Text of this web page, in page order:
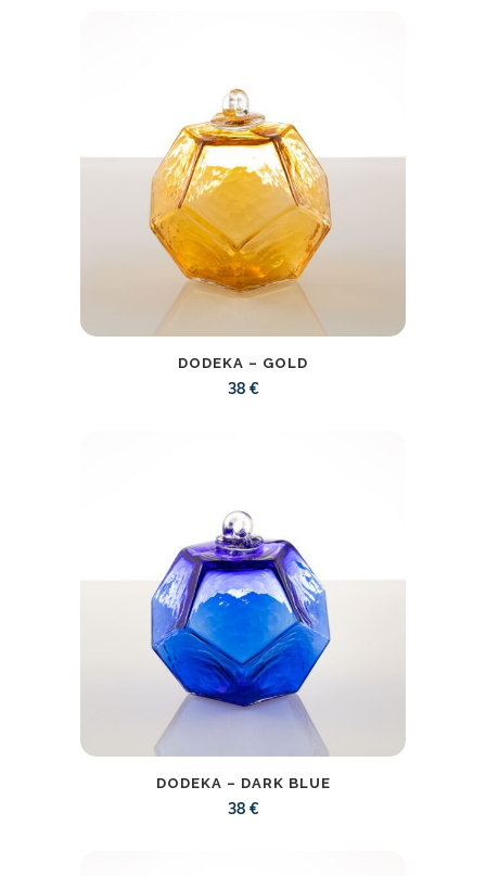
DODEKA – GOLD
38 €
DODEKA – DARK BLUE
38 €